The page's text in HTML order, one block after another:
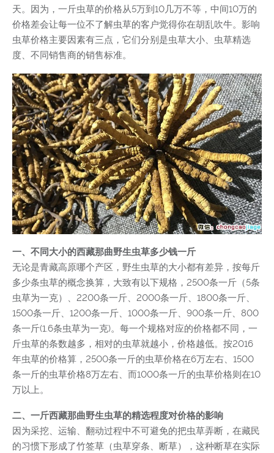
天。因为，一斤虫草的价格从5万到10几万不等，中间10万的
价格差会让每一位不了解虫草的客户觉得你在胡乱吹牛。影响
虫草价格主要因素有三点，它们分别是虫草大小、虫草精选
度、不同销售商的销售标准。
一、不同大小的西藏那曲野生虫草多少钱一斤
无论是青藏高原哪个产区，野生虫草的大小都有差异，按每斤
多少条虫草的概念换算，大致有以下规格，2500条一斤（5条
虫草为一克）、2200条一斤、2000条一斤、1800条一斤、
1500条一斤、1200条一斤、1000条一斤、900条一斤、800
条一斤(1.6条虫草为一克)。每一个规格对应的价格都不同，一
斤虫草的条数越多，相对的虫草就越小，价格越低。按2016
年虫草的价格算，2500条一斤的虫草价格在6万左右、1500
条一斤的虫草价格8万左右、而1000条一斤的虫草价格则在10
万以上。
二、一斤西藏那曲野生虫草的精选程度对价格的影响
因为采挖、运输、翻动过程中不可避免的把虫草弄断，在藏民
的习惯下形成了竹签草（虫草穿条、断草），这种断草在实际